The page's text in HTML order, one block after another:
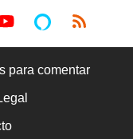
para comentar